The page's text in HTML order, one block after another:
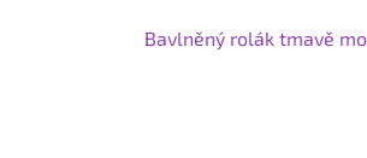
Bavlněný rolák tmavě